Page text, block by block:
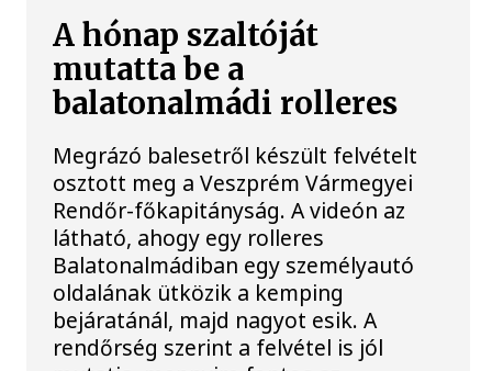
A hónap szaltóját
mutatta be a
balatonalmádi rolleres
Megrázó balesetről készült felvételt
osztott meg a Veszprém Vármegyei
Rendőr-főkapitányság. A videón az
látható, ahogy egy rolleres
Balatonalmádiban egy személyautó
oldalának ütközik a kemping
bejáratánál, majd nagyot esik. A
rendőrség szerint a felvétel is jól